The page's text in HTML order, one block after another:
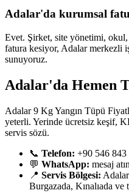
Adalar'da kurumsal
Evet. Şirket, site yönetimi,
fatura kesiyor, Adalar merkezli
sunuyoruz.
Adalar'da Hemen
Adalar 9 Kg Yangın Tüpü
yeterli. Yerinde ücretsiz keşif,
servis sözü.
📞 Telefon: +90 546 843
💬 WhatsApp: mesaj
📍 Servis Bölgesi:
Burgazada, Kınalıada ve